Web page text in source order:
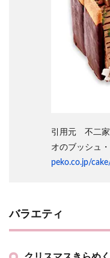
引用元 不二
オのブッシュ
peko.co.jp/
バラエティ